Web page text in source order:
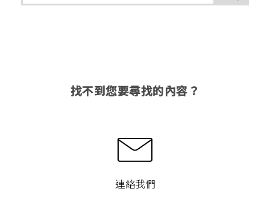
找不到您要尋找的內容？
連絡我們